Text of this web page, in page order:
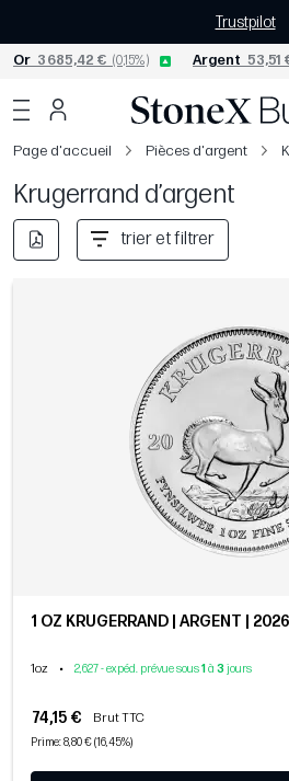
Trustpilot
Or 3 685,42 € (0,15%) Argent 53,51
Page d'accueil Pièces d'argent
Krugerrand d’argent
trier et filtrer
1 OZ KRUGERRAND | ARGENT | 2026
1oz • 2,627 - expéd. prévue sous1 à 3 jours
74,15 € Brut TTC
Prime: 8,80 € (16,45%)